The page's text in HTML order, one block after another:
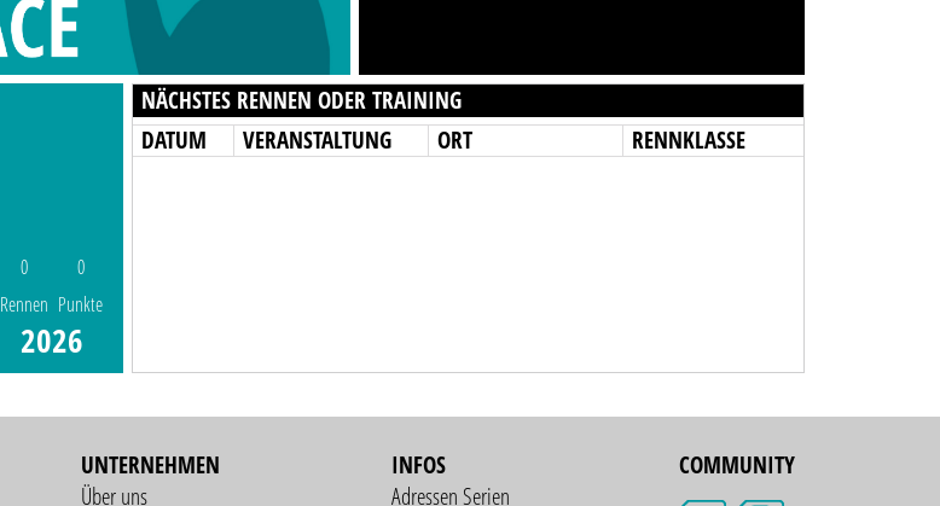
0
Rennen
0
Punkte
2026
NÄCHSTES RENNEN ODER TRAINING
DATUM
VERANSTALTUNG ORT RENNKLASSE
UNTERNEHMEN
Über uns
INFOS
Adressen Serien
COMMUNITY